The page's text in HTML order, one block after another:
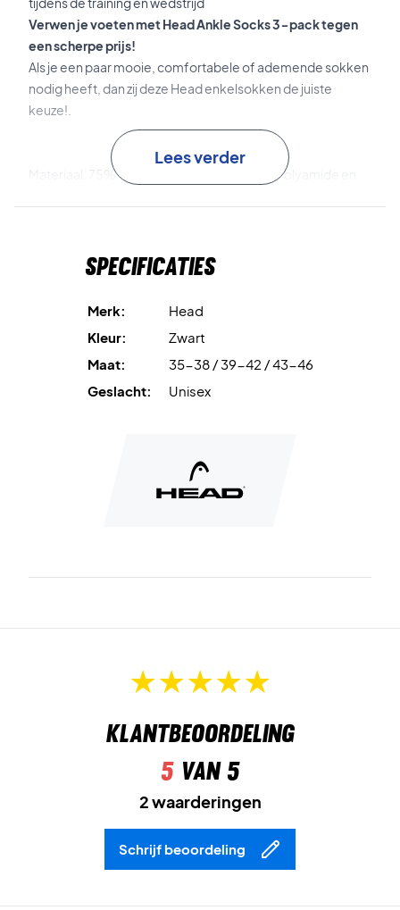
Verwen je voeten met Head Ankle Socks 3-pack tegen
een scherpe prijs!
Als je een paar mooie, comfortabele of ademende sokken
nodig heeft, dan zij deze Head enkelsokken de juiste
keuze!.
Materiaal: 75% Katoen, 19% Polyester, 5% Polyamide en
Lees verder
Specificaties
Merk:
Head
Kleur:
Zwart
Maat:
35-38 / 39-42 / 43-46
Geslacht:
Unisex
Klantbeoordeling
5van 5
2 waarderingen
Schrijf beoordeling